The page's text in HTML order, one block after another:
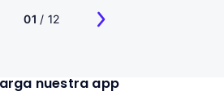
01 / 12
nuestra app